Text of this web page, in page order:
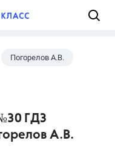
Погорелов А.В.
ГДЗ
А.В.